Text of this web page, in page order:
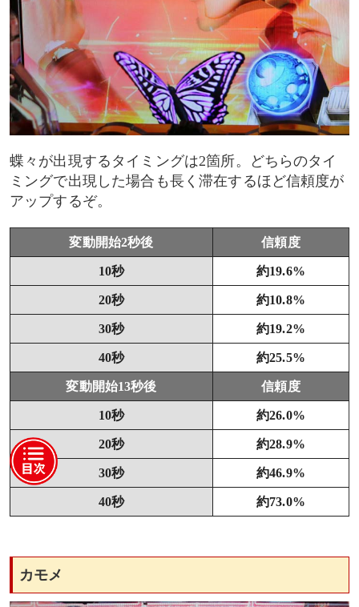
蝶々が出現するタイミングは2箇所。どちらのタイ
ミングで出現した場合も長く滞在するほど信頼度が
アップするぞ。
変動開始2秒後 信頼度
10秒 約19.6%
20秒 約10.8%
30秒 約19.2%
40秒 約25.5%
変動開始13秒後 信頼度
10秒 約26.0%
20秒 約28.9%
30秒 約46.9%
40秒 約73.0%
カモメ